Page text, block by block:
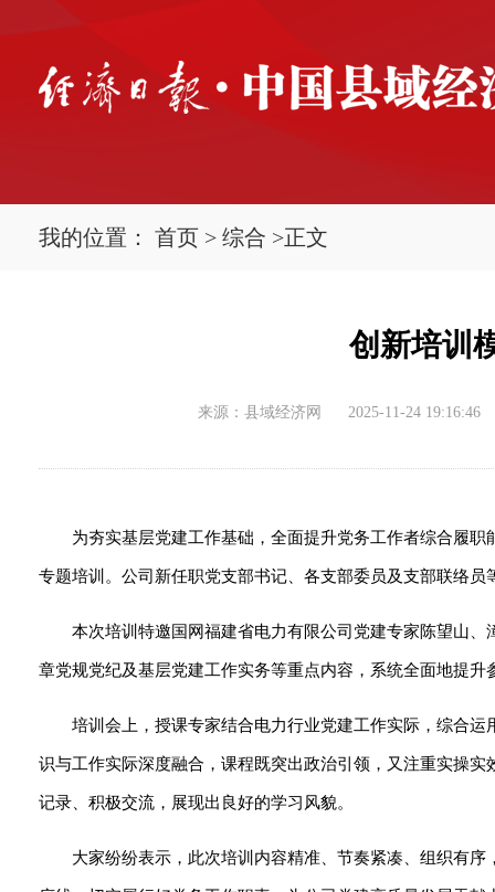
我的位置： 首页 > 综合 >正文
创新培训
来源：县域经济网 2025-11-24 19:16:46
为夯实基层党建工作基础，全面提升党务工作者综合履
专题培训。公司新任职党支部书记、各支部委员及支部联络员
本次培训特邀国网福建省电力有限公司党建专家陈望山
章党规党纪及基层党建工作实务等重点内容，系统全面地提升
培训会上，授课专家结合电力行业党建工作实际，综合
识与工作实际深度融合，课程既突出政治引领，又注重实操
记录、积极交流，展现出良好的学习风貌。
大家纷纷表示，此次培训内容精准、节奏紧凑、组织有